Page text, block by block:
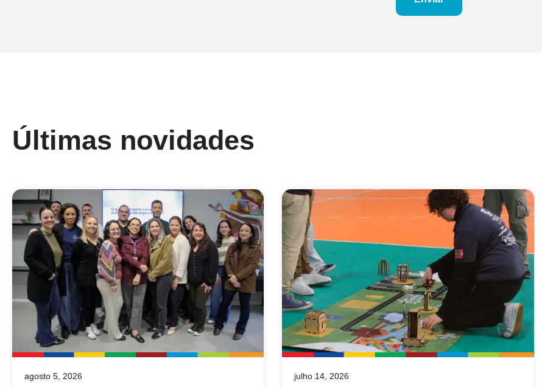
Últimas novidades
agosto 5, 2026 julho 14, 2026